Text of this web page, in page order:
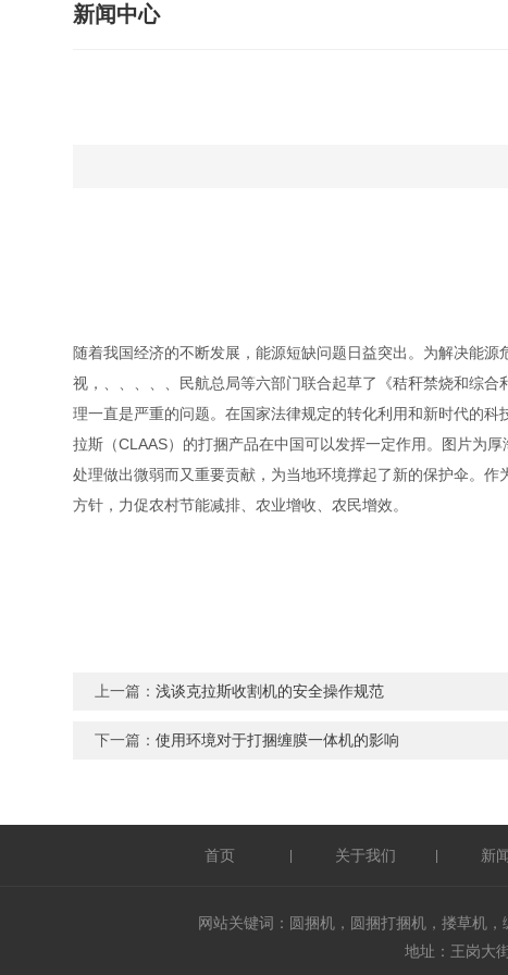
新闻中心
随着我国经济的不断发展，能源短缺问题日益突出。为解决能
视，、、、、、民航总局等六部门联合起草了《秸秆禁烧和综
理一直是严重的问题。在国家法律规定的转化利用和新时代的
拉斯（CLAAS）的打捆产品在中国可以发挥一定作用。图片为
处理做出微弱而又重要贡献，为当地环境撑起了新的保护伞。
方针，力促农村节能减排、农业增收、农民增效。
上一篇：浅谈克拉斯收割机的安全操作规范
下一篇：使用环境对于打捆缠膜一体机的影响
首页 关于我们 新
网站关键词：圆捆机，圆捆打捆机，搂草机
地址：王岗大